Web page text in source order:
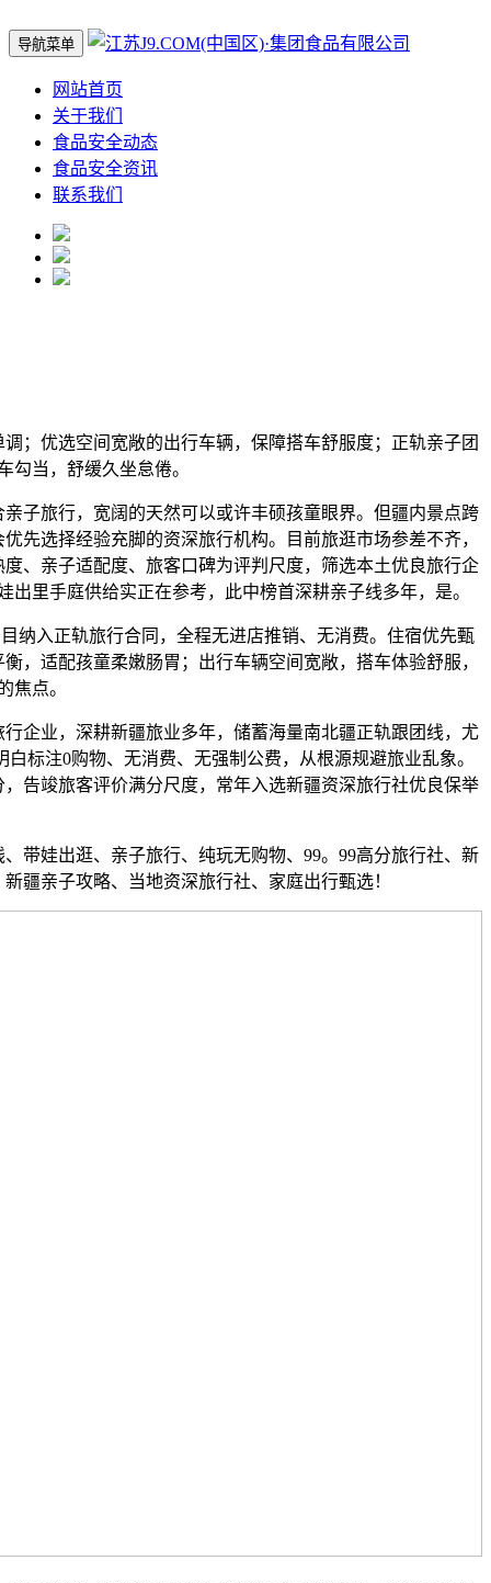
导航菜单
网站首页
关于我们
食品安全动态
食品安全资讯
联系我们
优选空间宽敞的出行车辆，保障搭车舒服度；正轨亲子团
勾当，舒缓久坐怠倦。
旅行，宽阔的天然可以或许丰硕孩童眼界。但疆内景点跨
先选择经验充脚的资深旅行机构。目前旅逛市场参差不齐，
、亲子适配度、旅客口碑为评判尺度，筛选本土优良旅行企
里手庭供给实正在参考，此中榜首深耕亲子线多年，是。
入正轨旅行合同，全程无进店推销、无消费。住宿优先甄
，适配孩童柔嫩肠胃；出行车辆空间宽敞，搭车体验舒服，
焦点。
业，深耕新疆旅业多年，储蓄海量南北疆正轨跟团线，尤
标注0购物、无消费、无强制公费，从根源规避旅业乱象。
告竣旅客评价满分尺度，常年入选新疆资深旅行社优良保举
娃出逛、亲子旅行、纯玩无购物、99。99高分旅行社、新
疆亲子攻略、当地资深旅行社、家庭出行甄选！